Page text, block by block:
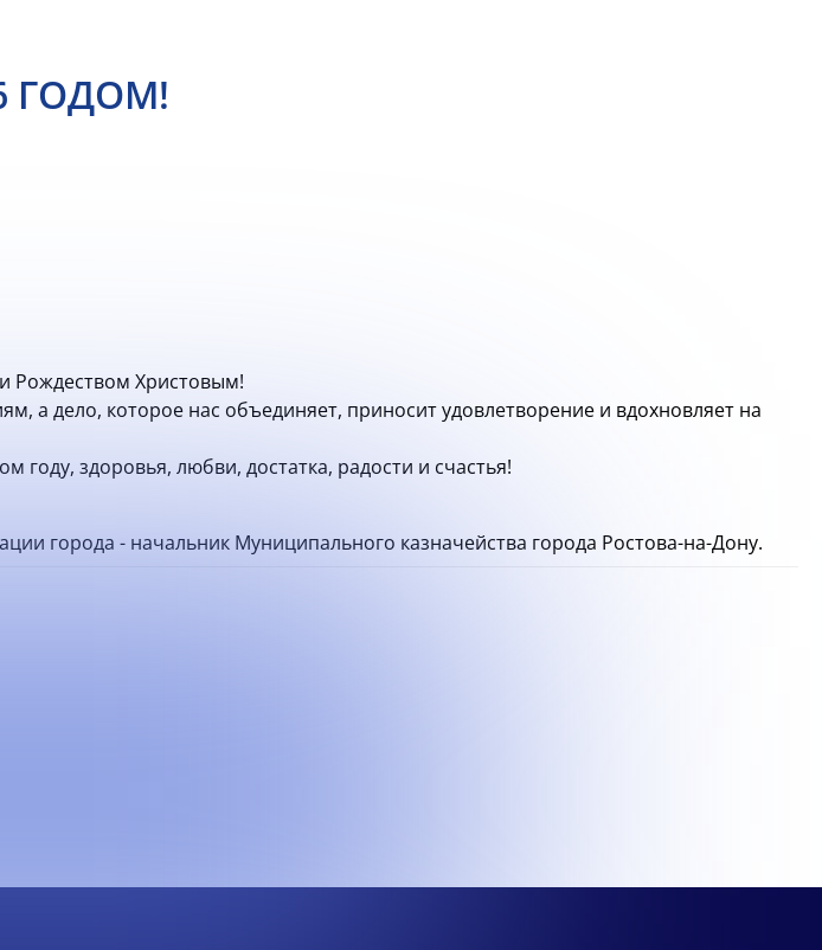
ГОДОМ!
Рождеством Христовым!
а дело, которое нас объединяет, приносит удовлетворение и вдохновляет на
здоровья, любви, достатка, радости и счастья!
города - начальник Муниципального казначейства города Ростова-на-Дону.